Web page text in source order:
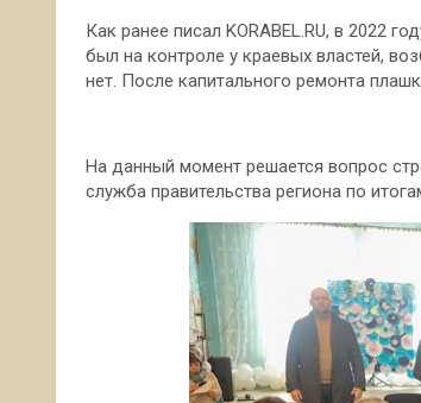
Как ранее писал KORABEL.RU, в 2022
был на контроле у краевых властей,
нет. После капитального ремонта
На данный момент решается вопрос
служба правительства региона по